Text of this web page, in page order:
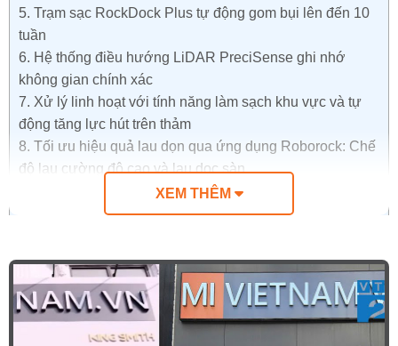
5. Trạm sạc RockDock Plus tự động gom bụi lên đến 10
tuần
6. Hệ thống điều hướng LiDAR PreciSense ghi nhớ
không gian chính xác
7. Xử lý linh hoạt với tính năng làm sạch khu vực và tự
động tăng lực hút trên thảm
8. Tối ưu hiệu quả lau dọn qua ứng dụng Roborock: Chế
độ lau cường độ cao và lau dọc sàn
Thông số sản phẩm
Hình ảnh thực tế sản phẩm
Ưu điểm nổi bật của robot hút bụi lau nhà
Roborock Q7 Pro Max +
Lực hút siêu mạnh 13.000 Pa: Đánh bay bụi
XEM THÊM